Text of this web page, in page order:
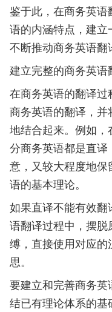
鉴于此，在商务英
语的内涵特点，建立
不断推动商务英语翻
建立完整的商务英语
在商务英语的翻译
商务英语的翻译，
地结合起来。例如
分商务英语都是直
意，又较大程度地
语的基本理论。
如果直译不能有效
语翻译过程中，摆
缚，直接使用对应
思。
要建立和完善商务
结已有理论体系的